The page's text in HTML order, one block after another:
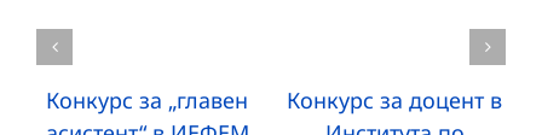
Конкурс за „главен
Конкурс за доцент в